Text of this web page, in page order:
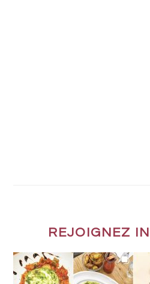
REJOIGNEZ